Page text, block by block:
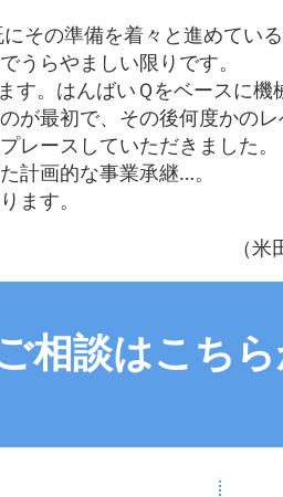
その準備を着々と進めてい
うらやましい限りです。
す。はんばいＱをベースに機
が最初で、その後何度かの
レースしていただきました。
計画的な事業承継…。
ます。
（
相談はこち